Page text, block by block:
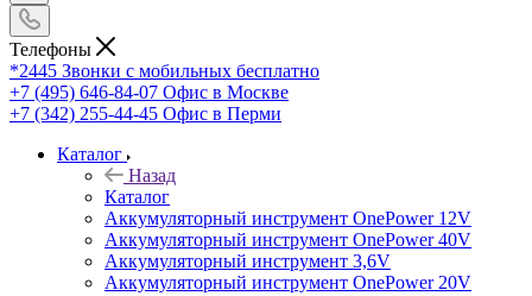
Телефоны
*2445 Звонки с мобильных бесплатно
+7 (495) 646-84-07 Офис в Москве
+7 (342) 255-44-45 Офис в Перми
Каталог
Назад
Каталог
Аккумуляторный инструмент OnePower 12V
Аккумуляторный инструмент OnePower 40V
Аккумуляторный инструмент 3,6V
Аккумуляторный инструмент OnePower 20V